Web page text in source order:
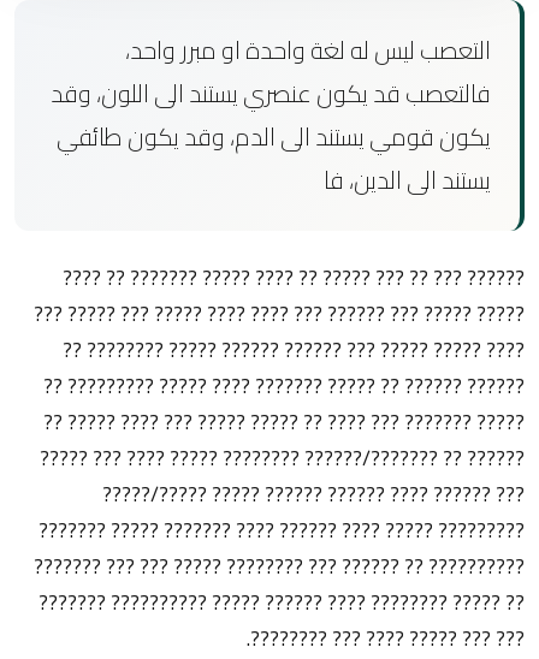
التعصب ليس له لغة واحدة او مبرر واحد،
فالتعصب قد يكون عنصري يستند الى اللون، وقد
يكون قومي يستند الى الدم، وقد يكون طائفي
يستند الى الدين، فا
?????? ??? ?? ??? ????? ?? ???? ????? ??????? ?? ????
????? ????? ??? ?????? ??? ???? ???? ????? ??? ????? ???
???? ????? ????? ??? ?????? ?????? ????? ???????? ??
?????? ?????? ?? ????? ??????? ???? ????? ????????? ??
????? ??????? ??? ???? ?? ????? ????? ??? ???? ????? ??
?????? ?? ???????/?????? ???????? ????? ???? ??? ?????
??? ?????? ???? ?????? ?????? ????? ?????/?????
????????? ????? ???? ?????? ???? ??????? ????? ???????
?????????? ?? ?????? ??? ???????? ????? ??? ??? ???????
?? ????? ???????? ???? ?????? ????? ?????????? ???????
??? ??? ????? ???? ??? ????????.